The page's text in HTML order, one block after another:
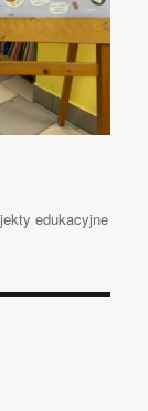
edukacyjne